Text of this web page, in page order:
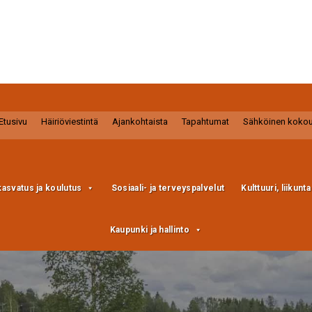
Häiriöviestintä Ajankohtaista Tapahtumat Sähköinen
ja koulutus Sosiaali- ja terveyspalvelut Kulttuuri,
Kaupunki ja hallinto